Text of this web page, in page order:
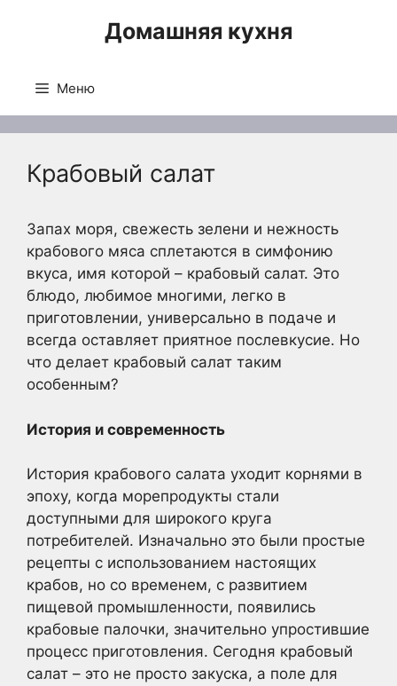
Домашняя кухня
Меню
Крабовый салат
Запах моря, свежесть зелени и нежность
крабового мяса сплетаются в симфонию
вкуса, имя которой – крабовый салат. Это
блюдо, любимое многими, легко в
приготовлении, универсально в подаче и
всегда оставляет приятное послевкусие. Но
что делает крабовый салат таким
особенным?
История и современность
История крабового салата уходит корнями в
эпоху, когда морепродукты стали
доступными для широкого круга
потребителей. Изначально это были простые
рецепты с использованием настоящих
крабов, но со временем, с развитием
пищевой промышленности, появились
крабовые палочки, значительно упростившие
процесс приготовления. Сегодня крабовый
салат – это не просто закуска, а поле для